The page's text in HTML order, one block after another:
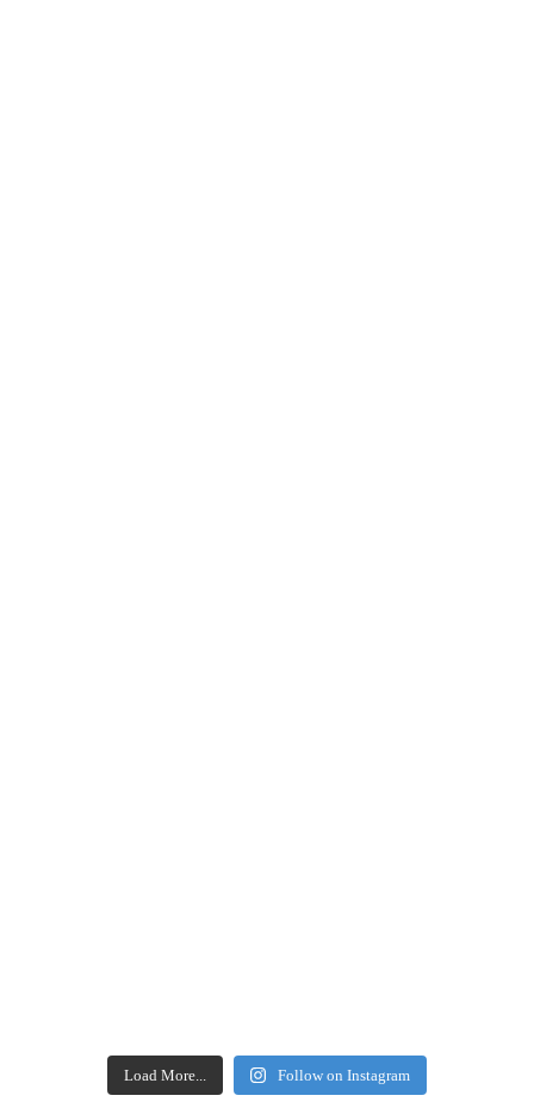
Load More... Follow on Instagram